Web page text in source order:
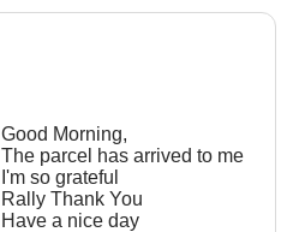
Good Morning,
The parcel has arrived to me
I'm so grateful
Rally Thank You
Have a nice day